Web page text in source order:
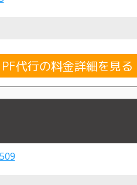
PF代行の料金詳細を見る